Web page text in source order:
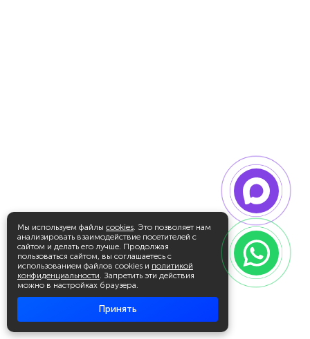
Мы используем файлы cookies. Это позволяет нам
анализировать взаимодействие посетителей с
сайтом и делать его лучше. Продолжая
пользоваться сайтом, вы соглашаетесь с
использованием файлов cookies и политикой
конфиденциальности. Запретить эти действия
можно в настройках браузера.
Принять